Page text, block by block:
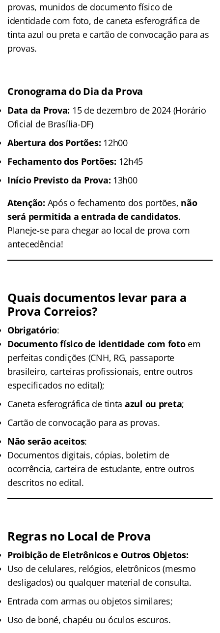
provas, munidos de documento físico de
identidade com foto, de caneta esferográfica de
tinta azul ou preta e cartão de convocação para as
provas.
Cronograma do Dia da Prova
Data da Prova: 15 de dezembro de 2024 (Horário
Oficial de Brasília-DF)
Abertura dos Portões: 12h00
Fechamento dos Portões: 12h45
Início Previsto da Prova: 13h00
Atenção: Após o fechamento dos portões, não
será permitida a entrada de candidatos.
Planeje-se para chegar ao local de prova com
antecedência!
Quais documentos levar para a
Prova Correios?
Obrigatório:
Documento físico de identidade com fotoem
perfeitas condições (CNH, RG, passaporte
brasileiro, carteiras profissionais, entre outros
especificados no edital);
Caneta esferográfica de tinta azul ou preta;
Cartão de convocação para as provas.
Não serão aceitos:
Documentos digitais, cópias, boletim de
ocorrência, carteira de estudante, entre outros
descritos no edital.
Regras no Local de Prova
Proibição de Eletrônicos e Outros Objetos:
Uso de celulares, relógios, eletrônicos (mesmo
desligados) ou qualquer material de consulta.
Entrada com armas ou objetos similares;
Uso de boné, chapéu ou óculos escuros.